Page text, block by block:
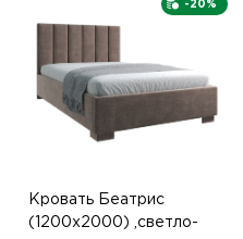
-20%
Кровать Беатрис
(1200х2000) ,светло-